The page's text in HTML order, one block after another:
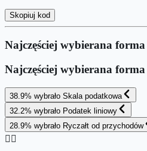
Skopiuj kod
Najczęściej wybierana
Najczęściej wybierana
38.9% wybrało Skala podatkowa
32.2% wybrało Podatek liniowy
28.9% wybrało Ryczałt od przychodów
👉🏻